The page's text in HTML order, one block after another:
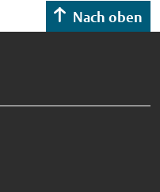
Nach oben